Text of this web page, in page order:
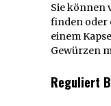
Sie können
finden oder
einem
Gewürzen
Reguliert